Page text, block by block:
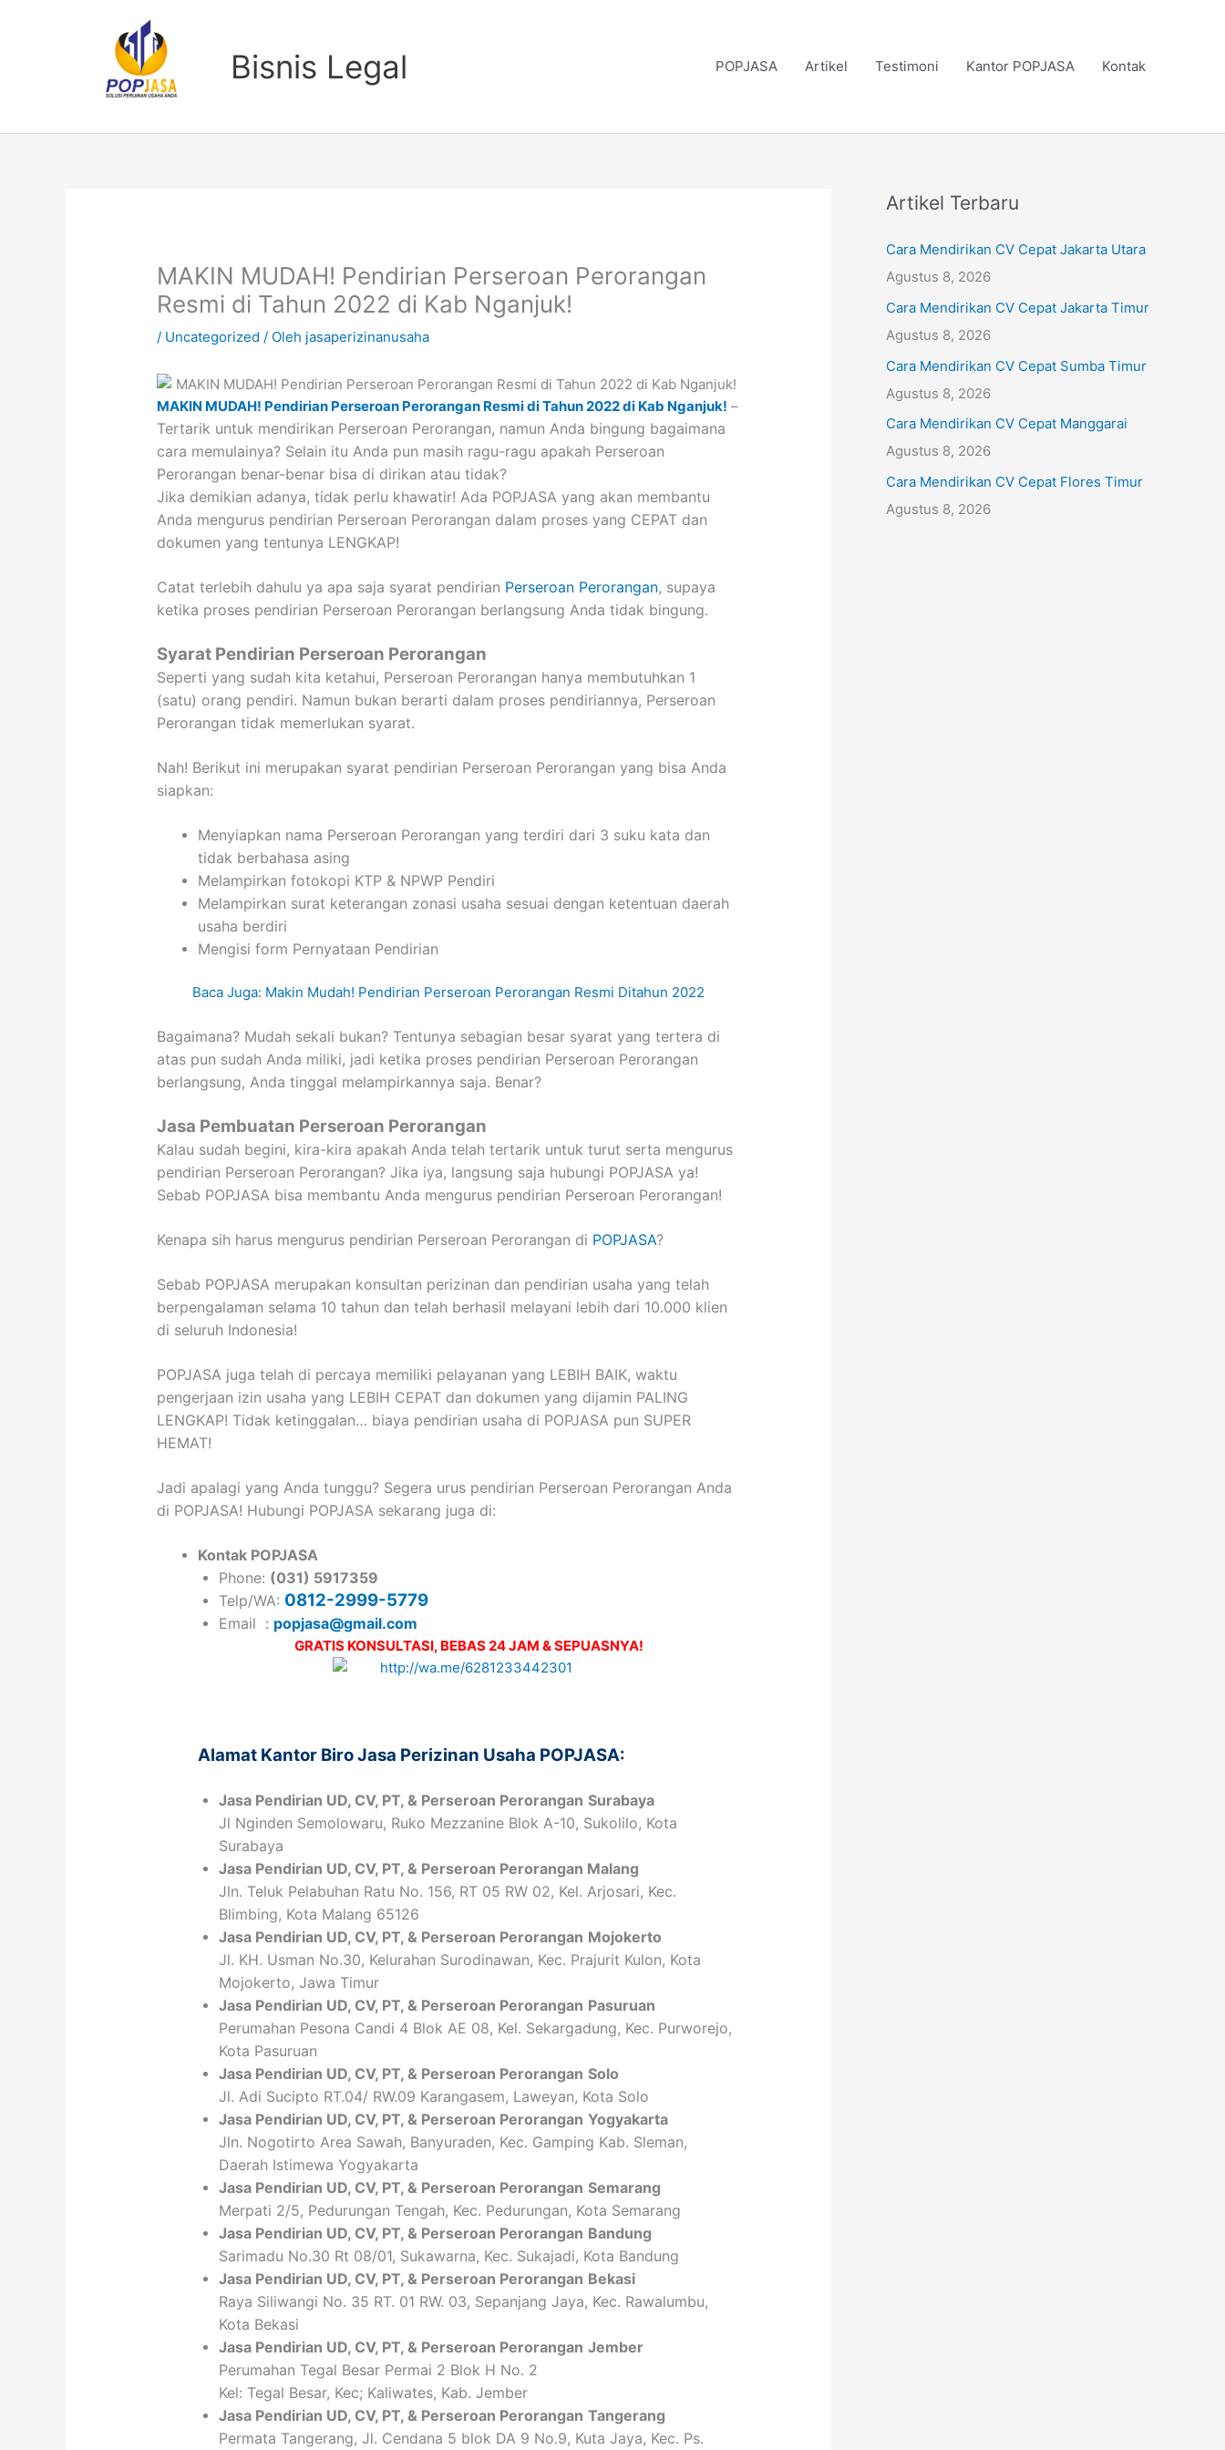
Bisnis Legal POPJASA Artikel Testimoni Kantor POPJASA Kontak
MAKIN MUDAH! Pendirian Perseroan Perorangan
Resmi di Tahun 2022 di Kab Nganjuk!
/ Uncategorized / Oleh jasaperizinanusaha
MAKIN MUDAH! Pendirian Perseroan Perorangan Resmi di Tahun 2022 di Kab Nganjuk! –
Tertarik untuk mendirikan Perseroan Perorangan, namun Anda bingung bagaimana
cara memulainya? Selain itu Anda pun masih ragu-ragu apakah Perseroan
Perorangan benar-benar bisa di dirikan atau tidak?
Jika demikian adanya, tidak perlu khawatir! Ada POPJASA yang akan membantu
Anda mengurus pendirian Perseroan Perorangan dalam proses yang CEPAT dan
dokumen yang tentunya LENGKAP!
Catat terlebih dahulu ya apa saja syarat pendirian Perseroan Perorangan, supaya
ketika proses pendirian Perseroan Perorangan berlangsung Anda tidak bingung.
Syarat Pendirian Perseroan Perorangan
Seperti yang sudah kita ketahui, Perseroan Perorangan hanya membutuhkan 1
(satu) orang pendiri. Namun bukan berarti dalam proses pendiriannya, Perseroan
Perorangan tidak memerlukan syarat.
Nah! Berikut ini merupakan syarat pendirian Perseroan Perorangan yang bisa Anda
siapkan:
Menyiapkan nama Perseroan Perorangan yang terdiri dari 3 suku kata dan
tidak berbahasa asing
Melampirkan fotokopi KTP & NPWP Pendiri
Melampirkan surat keterangan zonasi usaha sesuai dengan ketentuan daerah
usaha berdiri
Mengisi form Pernyataan Pendirian
Baca Juga: Makin Mudah! Pendirian Perseroan Perorangan Resmi Ditahun 2022
Bagaimana? Mudah sekali bukan? Tentunya sebagian besar syarat yang tertera di
atas pun sudah Anda miliki, jadi ketika proses pendirian Perseroan Perorangan
berlangsung, Anda tinggal melampirkannya saja. Benar?
Jasa Pembuatan Perseroan Perorangan
Kalau sudah begini, kira-kira apakah Anda telah tertarik untuk turut serta mengurus
pendirian Perseroan Perorangan? Jika iya, langsung saja hubungi POPJASA ya!
Sebab POPJASA bisa membantu Anda mengurus pendirian Perseroan Perorangan!
Kenapa sih harus mengurus pendirian Perseroan Perorangan di POPJASA?
Sebab POPJASA merupakan konsultan perizinan dan pendirian usaha yang telah
berpengalaman selama 10 tahun dan telah berhasil melayani lebih dari 10.000 klien
di seluruh Indonesia!
POPJASA juga telah di percaya memiliki pelayanan yang LEBIH BAIK, waktu
pengerjaan izin usaha yang LEBIH CEPAT dan dokumen yang dijamin PALING
LENGKAP! Tidak ketinggalan… biaya pendirian usaha di POPJASA pun SUPER
HEMAT!
Jadi apalagi yang Anda tunggu? Segera urus pendirian Perseroan Perorangan Anda
di POPJASA! Hubungi POPJASA sekarang juga di:
Kontak POPJASA
Phone: (031) 5917359
Telp/WA: 0812-2999-5779
Email : popjasa@gmail.com
GRATIS KONSULTASI, BEBAS 24 JAM & SEPUASNYA!
Alamat Kantor Biro Jasa Perizinan Usaha POPJASA:
Jasa Pendirian UD, CV, PT, & Perseroan Perorangan Surabaya
Jl Nginden Semolowaru, Ruko Mezzanine Blok A-10, Sukolilo, Kota
Surabaya
Jasa Pendirian UD, CV, PT, & Perseroan Perorangan Malang
Jln. Teluk Pelabuhan Ratu No. 156, RT 05 RW 02, Kel. Arjosari, Kec.
Blimbing, Kota Malang 65126
Jasa Pendirian UD, CV, PT, & Perseroan Perorangan Mojokerto
Jl. KH. Usman No.30, Kelurahan Surodinawan, Kec. Prajurit Kulon, Kota
Mojokerto, Jawa Timur
Jasa Pendirian UD, CV, PT, & Perseroan Perorangan Pasuruan
Perumahan Pesona Candi 4 Blok AE 08, Kel. Sekargadung, Kec. Purworejo,
Kota Pasuruan
Jasa Pendirian UD, CV, PT, & Perseroan Perorangan Solo
Jl. Adi Sucipto RT.04/ RW.09 Karangasem, Laweyan, Kota Solo
Jasa Pendirian UD, CV, PT, & Perseroan Perorangan Yogyakarta
Jln. Nogotirto Area Sawah, Banyuraden, Kec. Gamping Kab. Sleman,
Daerah Istimewa Yogyakarta
Jasa Pendirian UD, CV, PT, & Perseroan Perorangan Semarang
Merpati 2/5, Pedurungan Tengah, Kec. Pedurungan, Kota Semarang
Jasa Pendirian UD, CV, PT, & Perseroan Perorangan Bandung
Sarimadu No.30 Rt 08/01, Sukawarna, Kec. Sukajadi, Kota Bandung
Jasa Pendirian UD, CV, PT, & Perseroan Perorangan Bekasi
Raya Siliwangi No. 35 RT. 01 RW. 03, Sepanjang Jaya, Kec. Rawalumbu,
Kota Bekasi
Jasa Pendirian UD, CV, PT, & Perseroan Perorangan Jember
Perumahan Tegal Besar Permai 2 Blok H No. 2
Kel: Tegal Besar, Kec; Kaliwates, Kab. Jember
Jasa Pendirian UD, CV, PT, & Perseroan Perorangan Tangerang
Permata Tangerang, Jl. Cendana 5 blok DA 9 No.9, Kuta Jaya, Kec. Ps.
Artikel Terbaru
Cara Mendirikan CV Cepat Jakarta Utara
Agustus 8, 2026
Cara Mendirikan CV Cepat Jakarta Timur
Agustus 8, 2026
Cara Mendirikan CV Cepat Sumba Timur
Agustus 8, 2026
Cara Mendirikan CV Cepat Manggarai
Agustus 8, 2026
Cara Mendirikan CV Cepat Flores Timur
Agustus 8, 2026